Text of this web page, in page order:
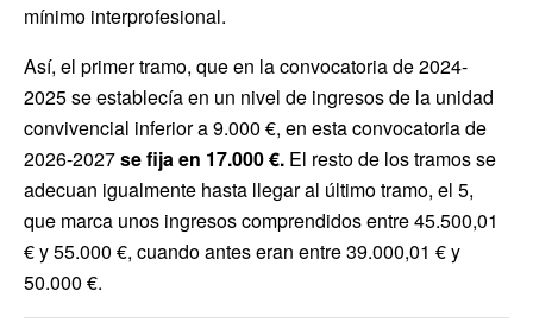
mínimo interprofesional.
Así, el primer tramo, que en la convocatoria de 2024-
2025 se establecía en un nivel de ingresos de la unidad
convivencial inferior a 9.000 €, en esta convocatoria de
2026-2027se fija en 17.000 €. El resto de los tramos se
adecuan igualmente hasta llegar al último tramo, el 5,
que marca unos ingresos comprendidos entre 45.500,01
€ y 55.000 €, cuando antes eran entre 39.000,01 € y
50.000 €.